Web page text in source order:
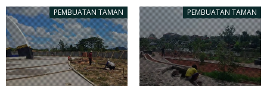
PEMBUATAN TAMAN PEMBUATAN TAMAN